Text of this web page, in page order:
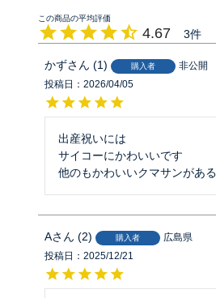
4.67 3
かず 1 購入者
非公開
投稿日
2026/04/05
出産祝いには
サイコーにかわいいです
他のもかわいいクマサンがあ
A 2 購入者
広島県
投稿日
2025/12/21